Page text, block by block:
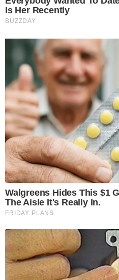
Is Her Recently
BUZZDAY
Walgreens Hides This $1
The Aisle It's Really In.
FRIDAY PLANS